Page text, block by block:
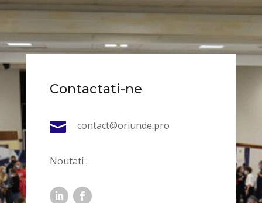
Contactati-ne
 contact@oriunde.pro
Noutati :